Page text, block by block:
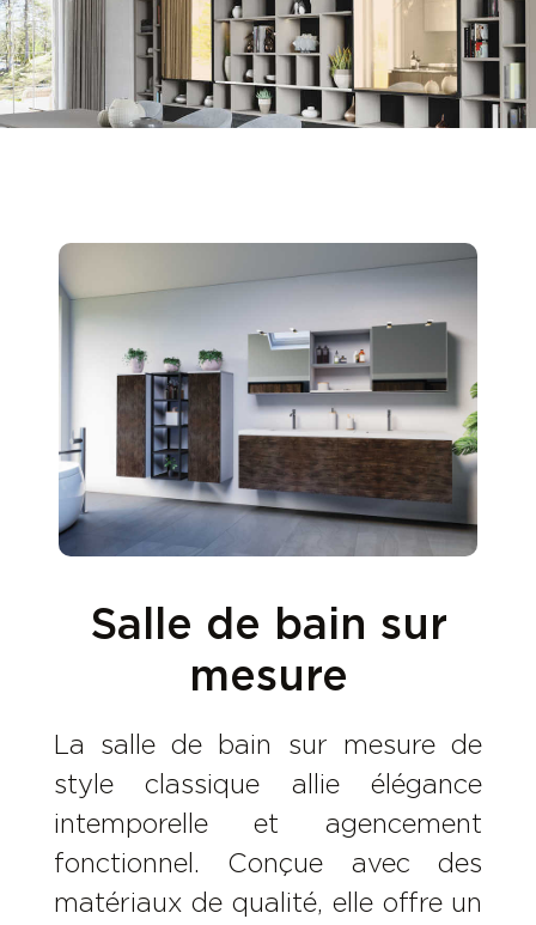
Salle de bain sur
mesure
La salle de bain sur mesure de
style classique allie élégance
intemporelle et agencement
fonctionnel. Conçue avec des
matériaux de qualité, elle offre un